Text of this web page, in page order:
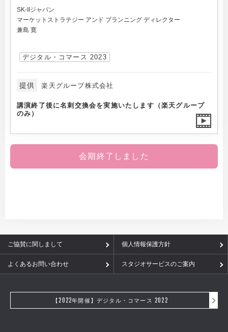
SK-IIジャパン
マーケットストラテジー アンド プランニング ディレクター
兼島 寛
デジタル・コマース 2023
提供 楽天グループ株式会社
講演終了後に名刺交換会を実施いたします（楽天グループ
のみ）
会期終了しました
ご協賛に関しまして 個人情報保護方針
よくあるお問い合わせ スタジオサービスのご案内
【2022年開催】デジタル・コマース 2022